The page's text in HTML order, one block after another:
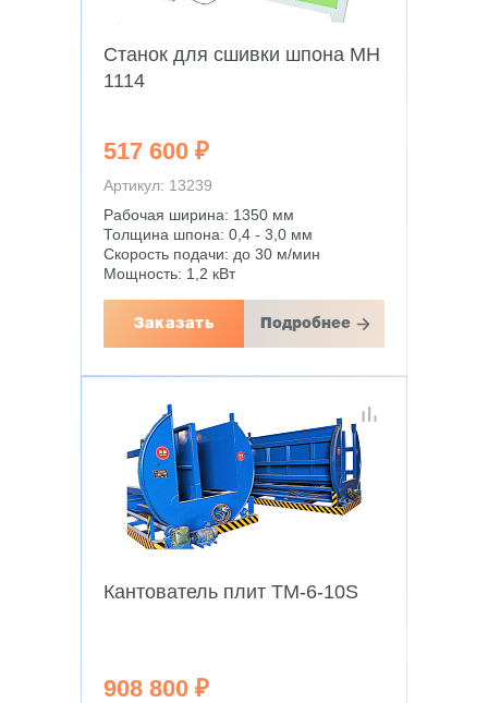
Станок для сшивки шпона MH
1114
517 600 ₽
Артикул: 13239
Рабочая ширина: 1350 мм
Толщина шпона: 0,4 - 3,0 мм
Скорость подачи: до 30 м/мин
Мощность: 1,2 кВт
Заказать Подробнее
Кантователь плит TM-6-10S
908 800 ₽